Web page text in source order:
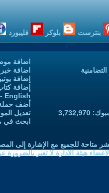
بنترست بلوكر فليبورد
اضافة
اضافة خبر
إضافة
إضافة
English
أضف
تعديل
ابحث في
متاحة للجميع مع الإشارة إلى
هيئة الادارة لا تعبر بالضرورة